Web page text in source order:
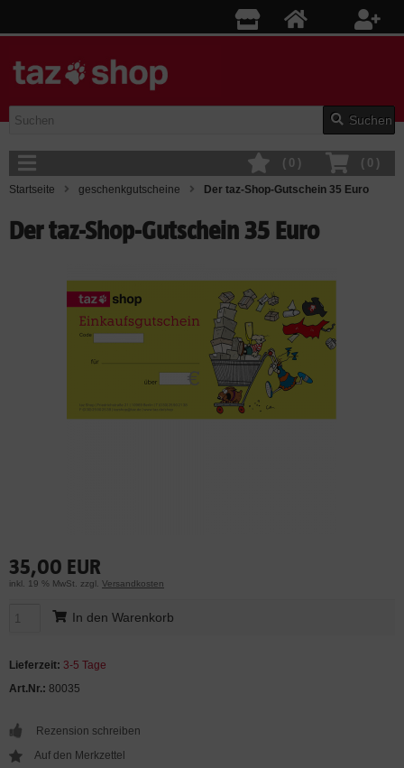
Suchen
( 0 )
( 0 )
Startseite geschenkgutscheine Der taz-Shop-Gutschein 35 Euro
Der taz-Shop-Gutschein 35 Euro
35,00 EUR
inkl. 19 % MwSt. zzgl. Versandkosten
In den Warenkorb
Lieferzeit: 3-5 Tage
Art.Nr.: 80035
Rezension schreiben